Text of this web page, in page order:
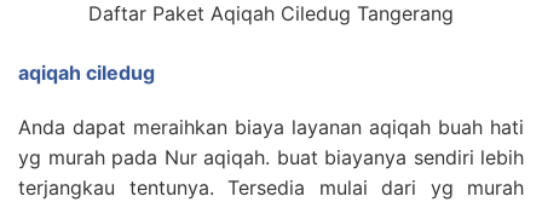
Daftar Paket Aqiqah Ciledug Tangerang
aqiqah ciledug
Anda dapat meraihkan biaya layanan aqiqah buah hati
yg murah pada Nur aqiqah. buat biayanya sendiri lebih
terjangkau tentunya. Tersedia mulai dari yg murah